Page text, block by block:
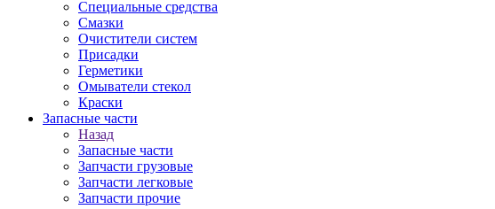
Специальные средства
Смазки
Очистители систем
Присадки
Герметики
Омыватели стекол
Краски
Запасные части
Назад
Запасные части
Запчасти грузовые
Запчасти легковые
Запчасти прочие